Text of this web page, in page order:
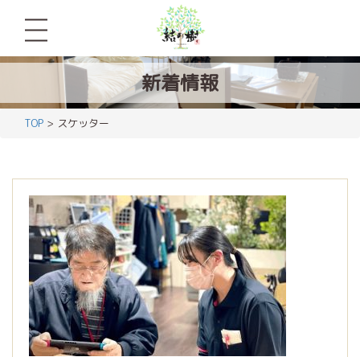
新着情報
TOP > スケッター